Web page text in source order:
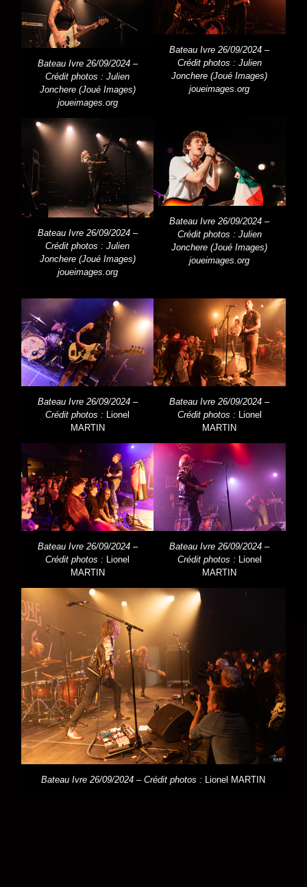
Bateau Ivre 26/09/2024 –
Crédit photos : Julien
Jonchere (Joué Images)
joueimages.org
Bateau Ivre 26/09/2024 –
Crédit photos : Julien
Jonchere (Joué Images)
joueimages.org
Bateau Ivre 26/09/2024 –
Crédit photos : Julien
Jonchere (Joué Images)
joueimages.org
Bateau Ivre 26/09/2024 –
Crédit photos : Julien
Jonchere (Joué Images)
joueimages.org
Bateau Ivre 26/09/2024 –
Crédit photos :
Lionel
MARTIN
Bateau Ivre 26/09/2024 –
Crédit photos :
Lionel
MARTIN
Bateau Ivre 26/09/2024 –
Crédit photos : Lionel
MARTIN
Bateau Ivre 26/09/2024 –
Crédit photos : Lionel
MARTIN
Bateau Ivre 26/09/2024 – Crédit photos : Lionel MARTIN